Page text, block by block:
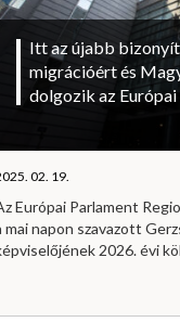
Itt az újabb
migrációért és
dolgozik az
02. 19.
Európai Parlament
mai napon szavazott
2026. évi